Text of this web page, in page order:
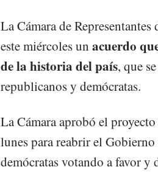
La Cámara de Representantes
este miércoles un acuerdo
de la historia del país, que
republicanos y demócratas.
La Cámara aprobó el
lunes para reabrir el
demócratas votando a favor